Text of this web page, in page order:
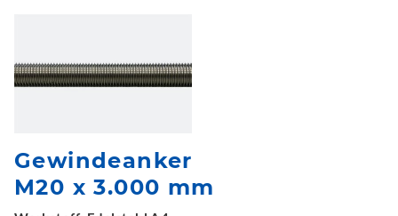
Gewindeanker
M20 x 3.000 mm